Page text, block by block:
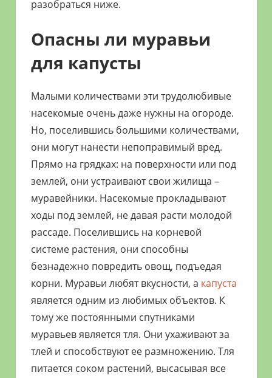
разобраться ниже.
Опасны ли муравьи
для капусты
Малыми количествами эти трудолюбивые
насекомые очень даже нужны на огороде.
Но, поселившись большими количествами,
они могут нанести непоправимый вред.
Прямо на грядках: на поверхности или под
землей, они устраивают свои жилища –
муравейники. Насекомые прокладывают
ходы под землей, не давая расти молодой
рассаде. Поселившись на корневой
системе растения, они способны
безнадежно повредить овощ, подъедая
корни. Муравьи любят вкусности, а капуста
является одним из любимых объектов. К
тому же постоянными спутниками
муравьев является тля. Они ухаживают за
тлей и способствуют ее размножению. Тля
питается соком растений, высасывая все